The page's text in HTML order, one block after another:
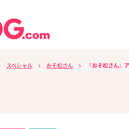
スペシャル おそ松さん 『おそ松さん』